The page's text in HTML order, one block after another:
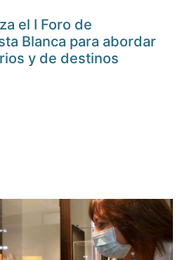
el I Foro de
Blanca para abordar
y de destinos